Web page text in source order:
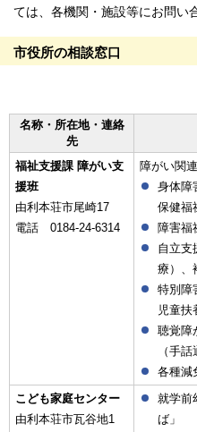
ては、各機関・施設等にお問い
市役所の相談窓口
名称・所在地・連絡
先
福祉支援課 障がい支
援班
由利本荘市尾崎17
電話 0184-24-6314
障がい関
身体障
保健福
障害福
自立支
療）、
特別障
児童扶
聴覚障
（手
各種減
こども家庭センター
由利本荘市瓦谷地1
就学前
ば」